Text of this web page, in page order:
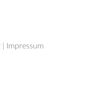
| Impressum